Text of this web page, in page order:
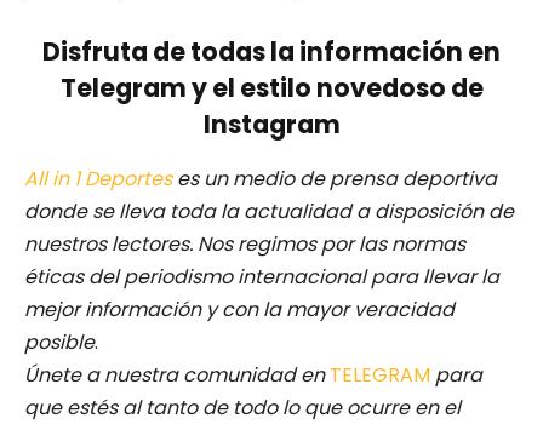
Disfruta de todas la información en
Telegram y el estilo novedoso de
Instagram
All in 1 Deporteses un medio de prensa deportiva
donde se lleva toda la actualidad a disposición de
nuestros lectores. Nos regimos por las normas
éticas del periodismo internacional para llevar la
mejor información y con la mayor veracidad
posible.
Únete a nuestra comunidad enTELEGRAM para
que estés al tanto de todo lo que ocurre en el